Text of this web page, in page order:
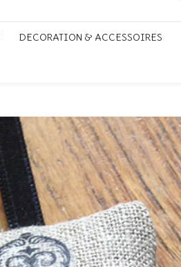
DECORATION & ACCESSOIRES